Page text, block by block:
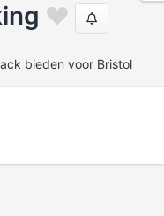
bieden voor Bristol